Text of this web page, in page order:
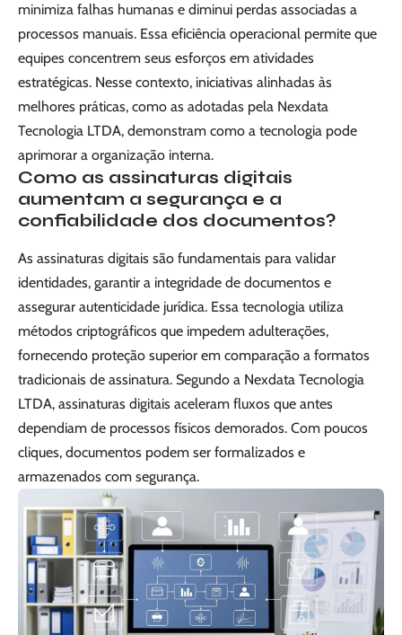
minimiza falhas humanas e diminui perdas associadas a
processos manuais. Essa eficiência operacional permite que
equipes concentrem seus esforços em atividades
estratégicas. Nesse contexto, iniciativas alinhadas às
melhores práticas, como as adotadas pela Nexdata
Tecnologia LTDA, demonstram como a tecnologia pode
aprimorar a organização interna.
Como as assinaturas digitais
aumentam a segurança e a
confiabilidade dos documentos?
As assinaturas digitais são fundamentais para validar
identidades, garantir a integridade de documentos e
assegurar autenticidade jurídica. Essa tecnologia utiliza
métodos criptográficos que impedem adulterações,
fornecendo proteção superior em comparação a formatos
tradicionais de assinatura. Segundo a Nexdata Tecnologia
LTDA, assinaturas digitais aceleram fluxos que antes
dependiam de processos físicos demorados. Com poucos
cliques, documentos podem ser formalizados e
armazenados com segurança.